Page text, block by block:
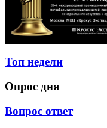
Топ недели
Опрос дня
Вопрос ответ